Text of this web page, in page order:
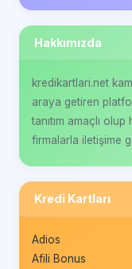
Hakkımızda
kredikartlari.net
araya getiren
tanıtım amaçlı
firmalarla iletişime
Kredi Kartları
Adios
Afili Bonus